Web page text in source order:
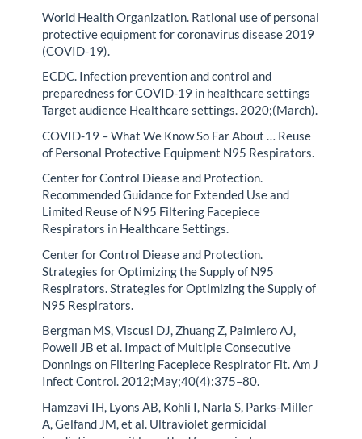
World Health Organization. Rational use of personal
protective equipment for coronavirus disease 2019
(COVID-19).
ECDC. Infection prevention and control and
preparedness for COVID-19 in healthcare settings
Target audience Healthcare settings. 2020;(March).
COVID-19 – What We Know So Far About … Reuse
of Personal Protective Equipment N95 Respirators.
Center for Control Diease and Protection.
Recommended Guidance for Extended Use and
Limited Reuse of N95 Filtering Facepiece
Respirators in Healthcare Settings.
Center for Control Diease and Protection.
Strategies for Optimizing the Supply of N95
Respirators. Strategies for Optimizing the Supply of
N95 Respirators.
Bergman MS, Viscusi DJ, Zhuang Z, Palmiero AJ,
Powell JB et al. Impact of Multiple Consecutive
Donnings on Filtering Facepiece Respirator Fit. Am J
Infect Control. 2012;May;40(4):375–80.
Hamzavi IH, Lyons AB, Kohli I, Narla S, Parks-Miller
A, Gelfand JM, et al. Ultraviolet germicidal